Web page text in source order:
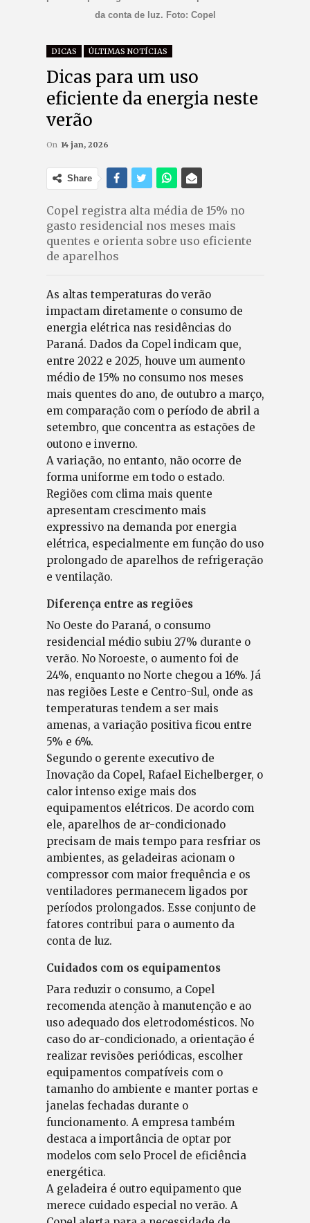
da conta de luz. Foto: Copel
DICAS ÚLTIMAS NOTÍCIAS
Dicas para um uso
eficiente da energia neste
verão
On 14 jan, 2026
Share
Copel registra alta média de 15% no
gasto residencial nos meses mais
quentes e orienta sobre uso eficiente
de aparelhos
As altas temperaturas do verão
impactam diretamente o consumo de
energia elétrica nas residências do
Paraná. Dados da Copel indicam que,
entre 2022 e 2025, houve um aumento
médio de 15% no consumo nos meses
mais quentes do ano, de outubro a março,
em comparação com o período de abril a
setembro, que concentra as estações de
outono e inverno.
A variação, no entanto, não ocorre de
forma uniforme em todo o estado.
Regiões com clima mais quente
apresentam crescimento mais
expressivo na demanda por energia
elétrica, especialmente em função do uso
prolongado de aparelhos de refrigeração
e ventilação.
Diferença entre as regiões
No Oeste do Paraná, o consumo
residencial médio subiu 27% durante o
verão. No Noroeste, o aumento foi de
24%, enquanto no Norte chegou a 16%. Já
nas regiões Leste e Centro-Sul, onde as
temperaturas tendem a ser mais
amenas, a variação positiva ficou entre
5% e 6%.
Segundo o gerente executivo de
Inovação da Copel, Rafael Eichelberger, o
calor intenso exige mais dos
equipamentos elétricos. De acordo com
ele, aparelhos de ar-condicionado
precisam de mais tempo para resfriar os
ambientes, as geladeiras acionam o
compressor com maior frequência e os
ventiladores permanecem ligados por
períodos prolongados. Esse conjunto de
fatores contribui para o aumento da
conta de luz.
Cuidados com os equipamentos
Para reduzir o consumo, a Copel
recomenda atenção à manutenção e ao
uso adequado dos eletrodomésticos. No
caso do ar-condicionado, a orientação é
realizar revisões periódicas, escolher
equipamentos compatíveis com o
tamanho do ambiente e manter portas e
janelas fechadas durante o
funcionamento. A empresa também
destaca a importância de optar por
modelos com selo Procel de eficiência
energética.
A geladeira é outro equipamento que
merece cuidado especial no verão. A